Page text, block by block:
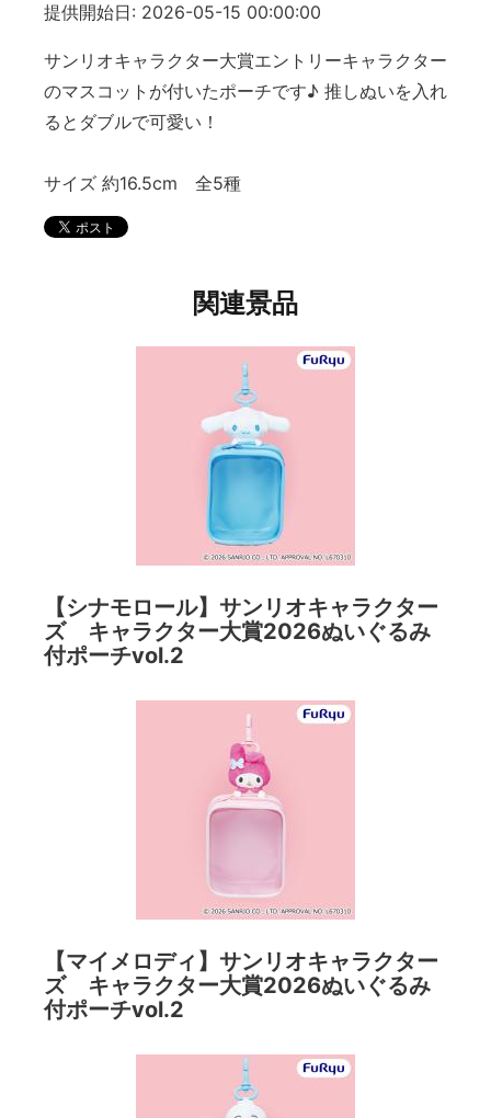
提供開始日: 2026-05-15 00:00:00
サンリオキャラクター大賞エントリーキャラクター
のマスコットが付いたポーチです♪ 推しぬいを入れ
るとダブルで可愛い！
サイズ 約16.5cm 全5種
関連景品
【シナモロール】サンリオキャラクター
ズ キャラクター大賞2026ぬいぐるみ
付ポーチvol.2
【マイメロディ】サンリオキャラクター
ズ キャラクター大賞2026ぬいぐるみ
付ポーチvol.2